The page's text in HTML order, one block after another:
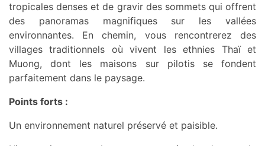
tropicales denses et de gravir des sommets qui offrent
des panoramas magnifiques sur les vallées
environnantes. En chemin, vous rencontrerez des
villages traditionnels où vivent les ethnies Thaï et
Muong, dont les maisons sur pilotis se fondent
parfaitement dans le paysage.
Points forts :
Un environnement naturel préservé et paisible.